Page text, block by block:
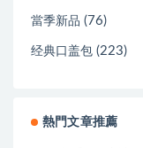
當季新品 (76)
经典口盖包 (223)
熱門文章推薦